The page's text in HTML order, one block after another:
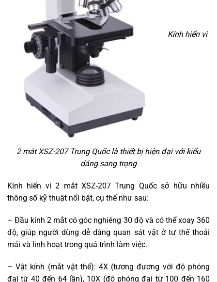
Kính hiển vi
2 mắt XSZ-207 Trung Quốc là thiết bị hiện đại với kiểu
dáng sang trọng
Kính hiển vi 2 mắt XSZ-207 Trung Quốc sở hữu nhiều
thông số kỹ thuật nổi bật, cụ thể như sau:
– Đầu kính 2 mắt có góc nghiêng 30 độ và có thể xoay 360
độ, giúp người dùng dễ dàng quan sát vật ở tư thế thoải
mái và linh hoạt trong quá trình làm việc.
– Vật kính (mắt vật thể): 4X (tương đương với độ phóng
đại từ 40 đến 64 lần), 10X (độ phóng đại từ 100 đến 160